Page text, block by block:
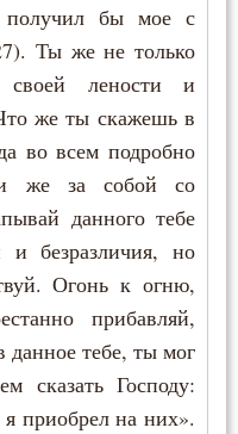
бы мое с
Ты же не только
лености и
же ты скажешь в
во всем подробно
же за собой со
данного тебе
и безразличия, но
Огонь к огню,
прибавляй,
тебе, ты мог
сказать Господу:
я приобрел на них».